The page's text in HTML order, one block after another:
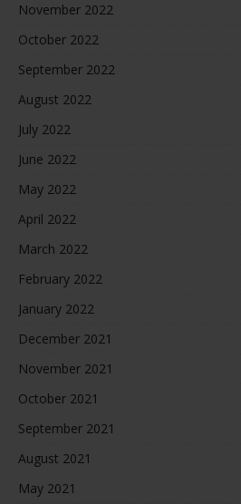
November 2022
October 2022
September 2022
August 2022
July 2022
June 2022
May 2022
April 2022
March 2022
February 2022
January 2022
December 2021
November 2021
October 2021
September 2021
August 2021
May 2021